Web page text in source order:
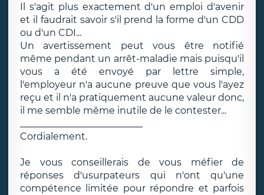
Il s'agit plus exactement d'un emploi d'avenir
et il faudrait savoir s'il prend la forme d'un CDD
ou d'un CDI...
Un avertissement peut vous être notifié
même pendant un arrêt-maladie mais puisqu'il
vous a été envoyé par lettre simple,
l'employeur n'a aucune preuve que vous l'ayez
reçu et il n'a pratiquement aucune valeur donc,
il me semble même inutile de le contester...
Cordialement.
Je vous conseillerais de vous méfier de
réponses d'usurpateurs qui n'ont qu'une
compétence limitée pour répondre et parfois